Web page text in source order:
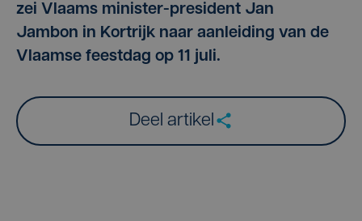
zei Vlaams minister-president Jan
Jambon in Kortrijk naar aanleiding van de
Vlaamse feestdag op 11 juli.
Deel artikel